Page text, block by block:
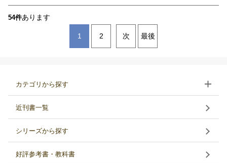
54件あります
1 2 次 最後
カテゴリから探す
近刊書一覧
シリーズから探す
好評参考書・教科書